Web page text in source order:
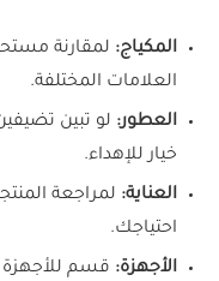
المكياج: لمقارنة
العلامات المختلفة.
العطور: لو تبين
خيار للإهداء.
العناية: لمراجعة
احتياجك.
الأجهزة: قسم للأجهزة